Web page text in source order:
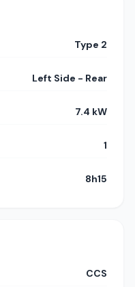
Type 2
Left Side - Rear
7.4 kW
1
8h15
CCS